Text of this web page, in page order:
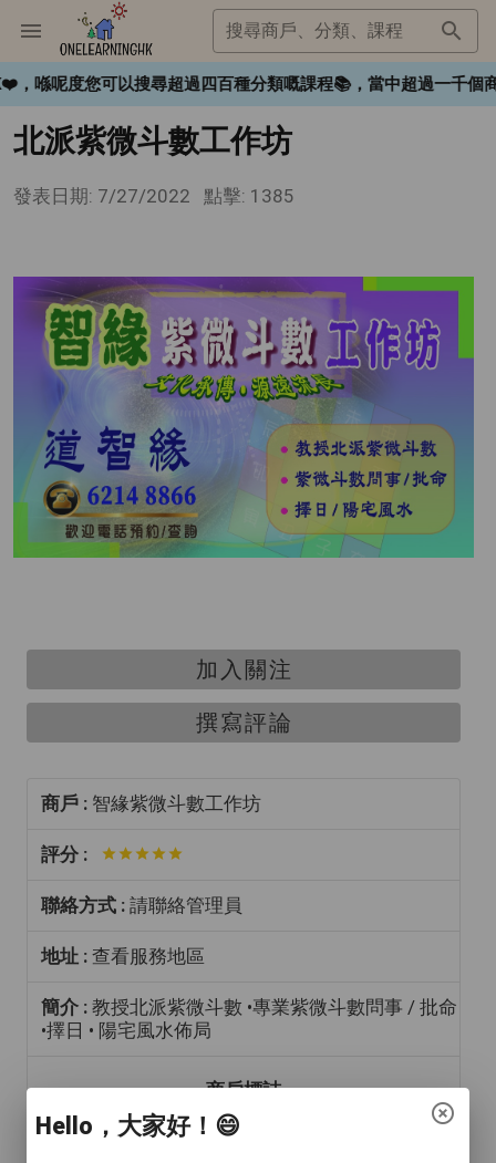
搜尋商戶、分類、課程
呢度您可以搜尋超過四百種分類嘅課程📚，當中超過一千個商
北派紫微斗數工作坊
發表日期: 7/27/2022 點擊: 1385
加入關注
撰寫評論
商戶 : 智緣紫微斗數工作坊
評分 :
聯絡方式 : 請聯絡管理員
地址 : 查看服務地區
簡介 : 教授北派紫微斗數 •專業紫微斗數問事 / 批命
•擇日 • 陽宅風水佈局
商戶標誌
Hello，大家好！😄